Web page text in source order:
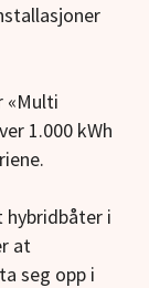
«Multi
1.000 kWh
i
at
seg opp i